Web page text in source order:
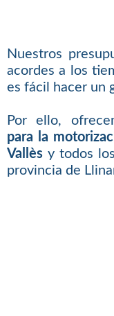
Nuestros
acordes a los
es fácil hacer un
Por ello,
para la
Vallèsy todos
provincia de